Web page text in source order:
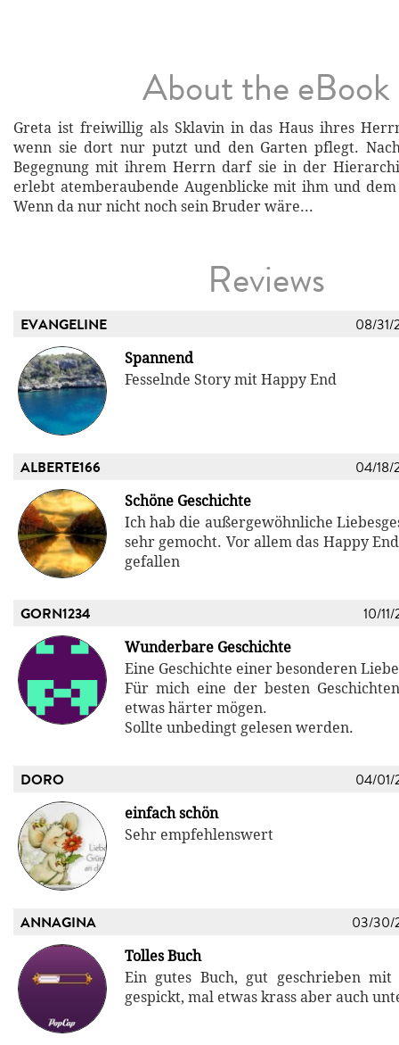
About the eBook
Greta ist freiwillig als Sklavin in das Haus ihres
wenn sie dort nur putzt und den Garten pflegt.
Begegnung mit ihrem Herrn darf sie in der
erlebt atemberaubende Augenblicke mit ihm und dem
Wenn da nur nicht noch sein Bruder wäre...
Reviews
EVANGELINE 08/31/
Spannend
Fesselnde Story mit Happy End
ALBERTE166 04/18/
Schöne Geschichte
Ich hab die außergewöhnliche
sehr gemocht. Vor allem das Happy
gefallen
GORN1234 10/
Wunderbare Geschichte
Eine Geschichte einer besonderen
Für mich eine der besten
etwas härter mögen.
Sollte unbedingt gelesen werden.
DORO 04/01/
einfach schön
Sehr empfehlenswert
ANNAGINA 03/30/
Tolles Buch
Ein gutes Buch, gut geschrieben
gespickt, mal etwas krass aber auch